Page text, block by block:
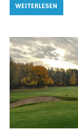
WEITERLESEN